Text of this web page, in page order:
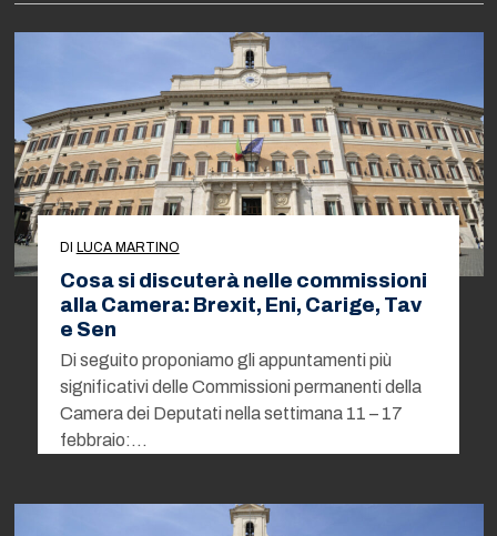
DI LUCA MARTINO
Cosa si discuterà nelle commissioni
alla Camera: Brexit, Eni, Carige, Tav
e Sen
Di seguito proponiamo gli appuntamenti più
significativi delle Commissioni permanenti della
Camera dei Deputati nella settimana 11 – 17
febbraio:…